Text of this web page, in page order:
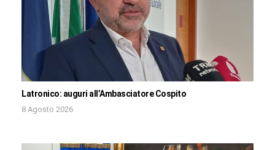
Latronico: auguri all’Ambasciatore Cospito
8 Agosto 2026